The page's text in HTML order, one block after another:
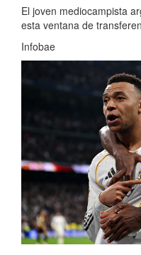
El joven mediocampista
esta ventana de
Infobae